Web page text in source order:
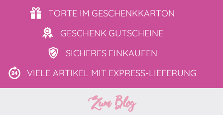
TORTE IM GESCHENKKARTON
GESCHENK GUTSCHEINE
SICHERES EINKAUFEN
VIELE ARTIKEL MIT EXPRESS-LIEFERUNG
Zum Blog